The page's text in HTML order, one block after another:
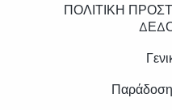
ΠΟΛΙΤΙΚΗ